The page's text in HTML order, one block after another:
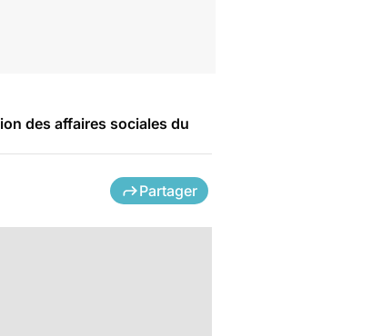
des affaires sociales du
Partager